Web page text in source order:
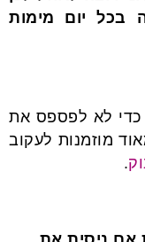
בכל יום מימות
כדי לא לפספס את
מוזמנות לעקוב
.